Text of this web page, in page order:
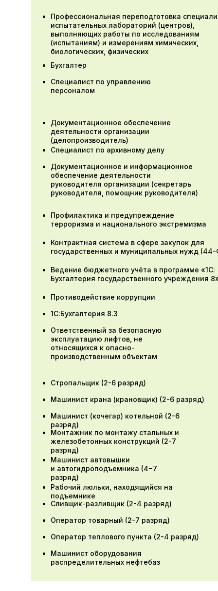
Профессиональная переподготовка
испытательных лабораторий (центров),
выполняющих работы по исследованиям
(испытаниям) и измерениям химических,
биологических, физических
Бухгалтер
Специалист по управлению
персоналом
Документационное обеспечение
деятельности организации
(делопроизводитель)
Специалист по архивному делу
Документационное и информационное
обеспечение деятельности
руководителя организации (секретарь
руководителя, помощник руководителя)
Профилактика и предупреждение
терроризма и национального экстремизма
Контрактная система в сфере закупок для
государственных и муниципальных нужд
Ведение бюджетного учёта в программе «1С:
Бухгалтерия государственного учреждения
Противодействие коррупции
1С:Бухгалтерия 8.3
Ответственный за безопасную
эксплуатацию лифтов, не
относящихся к опасно-
производственным объектам
Стропальщик (2-6 разряд)
Машинист (кочегар) котельной (2-6
разряд)
Монтажник по монтажу стальных и
железобетонных конструкций (2-7
разряд)
Машинист автовышки
и автогидроподъемника (4−7
разряд)
Сливщик-разливщик (2-4 разряд)
Оператор товарный (2-7 разряд)
Машинист оборудования
распределительных нефтебаз
Машинист крана (крановщик) (2-6 разряд)
Рабочий люльки, находящийся на
подъемнике
Оператор теплового пункта (2-4 разряд)
Требования
промышленной
безопасности
на взрывопожароопасных
объектах хранения
и переработки
растительного сырья
Продолжительность обучения:
Документ об окончании:
Удостоверение о повышении
квалификации